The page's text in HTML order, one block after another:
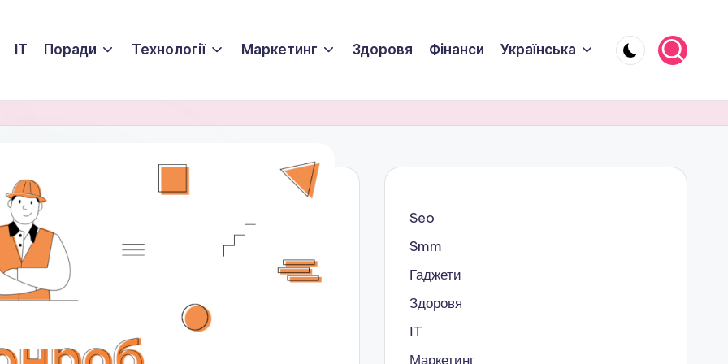
ІТ Поради Технології Маркетинг Здоровя Фінанси Українська
Seo
Smm
Гаджети
Здоровя
ІТ
Маркетинг